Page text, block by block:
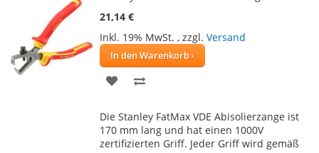
21,14 €
Inkl. 19% MwSt. , zzgl. Versand
In den Warenkorb
ZUR
HINZUFÜGEN
HINZUFÜGEN
Die Stanley FatMax VDE Abisolierzange ist
170 mm lang und hat einen 1000V
zertifizierten Griff. Jeder Griff wird gemäß